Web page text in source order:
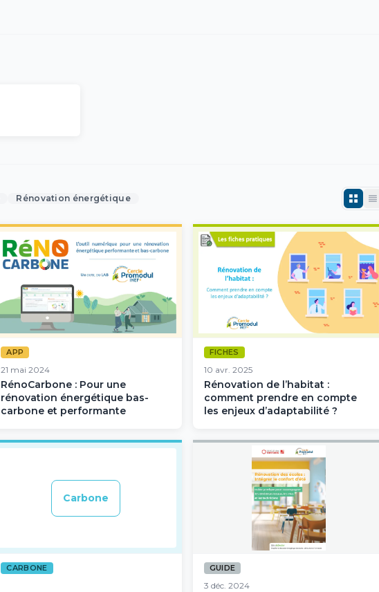
Rénovation énergétique
APP
21 mai 2024
RénoCarbone : Pour une
rénovation énergétique bas-
carbone et performante
FICHES
10 avr. 2025
Rénovation de l’habitat :
comment prendre en compte
les enjeux d’adaptabilité ?
Carbone
CARBONE GUIDE
3 déc. 2024